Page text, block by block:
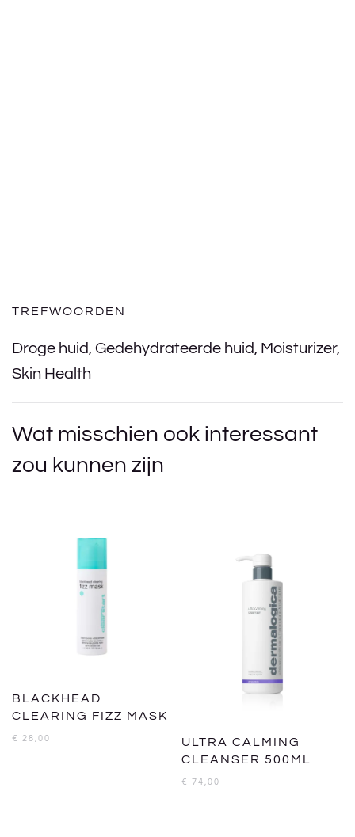
TREFWOORDEN
Droge huid, Gedehydrateerde huid, Moisturizer,
Skin Health
Wat misschien ook interessant
zou kunnen zijn
BLACKHEAD
CLEARING FIZZ MASK
€ 28,00
ULTRA CALMING
CLEANSER 500ML
€ 74,00